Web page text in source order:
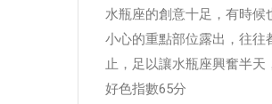
水瓶座的創意十足，有時候
小心的重點部位露出，往往
止，足以讓水瓶座興奮半天
好色指數65分